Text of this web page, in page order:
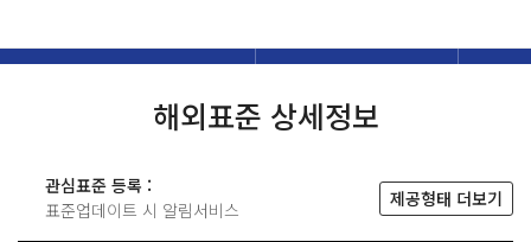
해외표준 상세정보
관심표준 등록 :
표준업데이트 시 알림서비스
제공형태 더보기